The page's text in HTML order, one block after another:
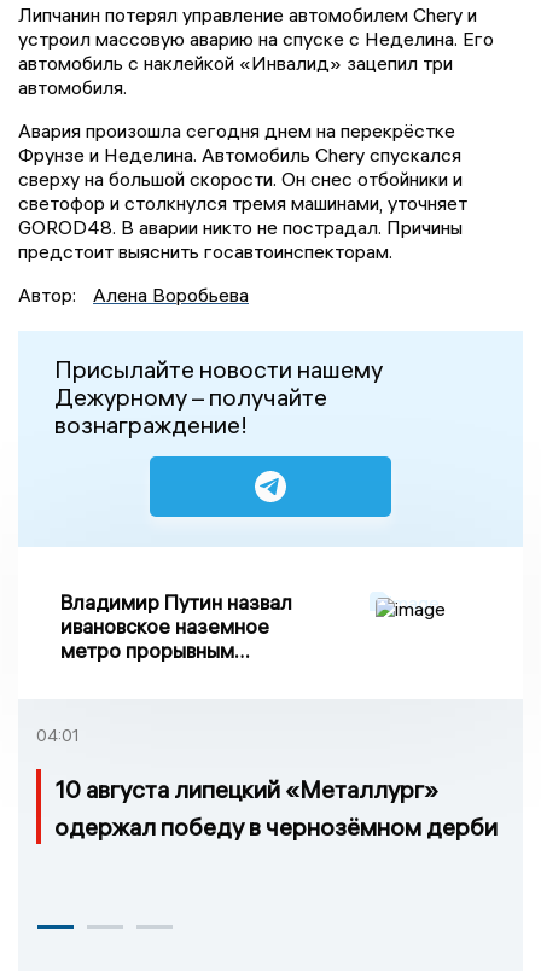
Липчанин потерял управление автомобилем Chery и
устроил массовую аварию на спуске с Неделина. Его
автомобиль с наклейкой «Инвалид» зацепил три
автомобиля.
Авария произошла сегодня днем на перекрёстке
Фрунзе и Неделина. Автомобиль Chery спускался
сверху на большой скорости. Он снес отбойники и
светофор и столкнулся тремя машинами, уточняет
GOROD48. В аварии никто не пострадал. Причины
предстоит выяснить госавтоинспекторам.
Автор:
Алена Воробьева
Присылайте новости нашему
Дежурному – получайте
вознаграждение!
Владимир Путин назвал
ивановское наземное
метро прорывным
04:01
10 августа липецкий «Металлург»
одержал победу в чернозёмном дерби